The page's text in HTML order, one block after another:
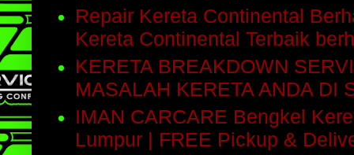
Repair Kereta Continental
Kereta Continental Terbaik
KERETA BREAKDOWN
MASALAH KERETA ANDA DI
IMAN CARCARE Bengkel
Lumpur | FREE Pickup &